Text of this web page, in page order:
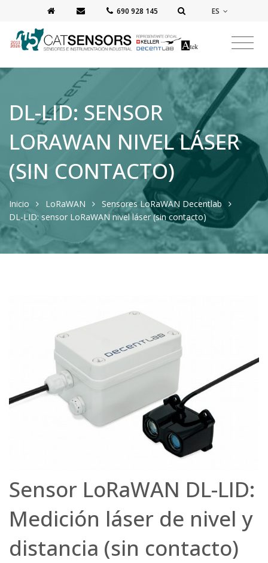
‭690 928 145‬ ES
DL-LID: SENSOR
LORAWAN NIVEL LÁSER
(SIN CONTACTO)
Inicio LoRaWAN
Sensores LoRaWAN Decentlab
DL-LID: sensor LoRaWAN nivel láser (sin contacto)
Sensor LoRaWAN DL-LID:
Medición láser de nivel y
distancia (sin contacto)